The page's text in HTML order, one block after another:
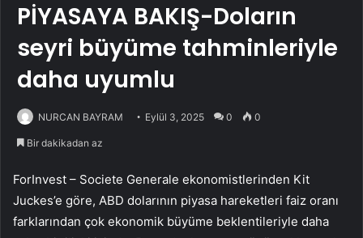
PİYASAYA BAKIŞ-Doların
seyri büyüme tahminleriyle
daha uyumlu
NURCAN BAYRAM Eylül 3, 2025 0 0
Bir dakikadan az
ForInvest – Societe Generale ekonomistlerinden Kit
Juckes’e göre, ABD dolarının piyasa hareketleri faiz oranı
farklarından çok ekonomik büyüme beklentileriyle daha